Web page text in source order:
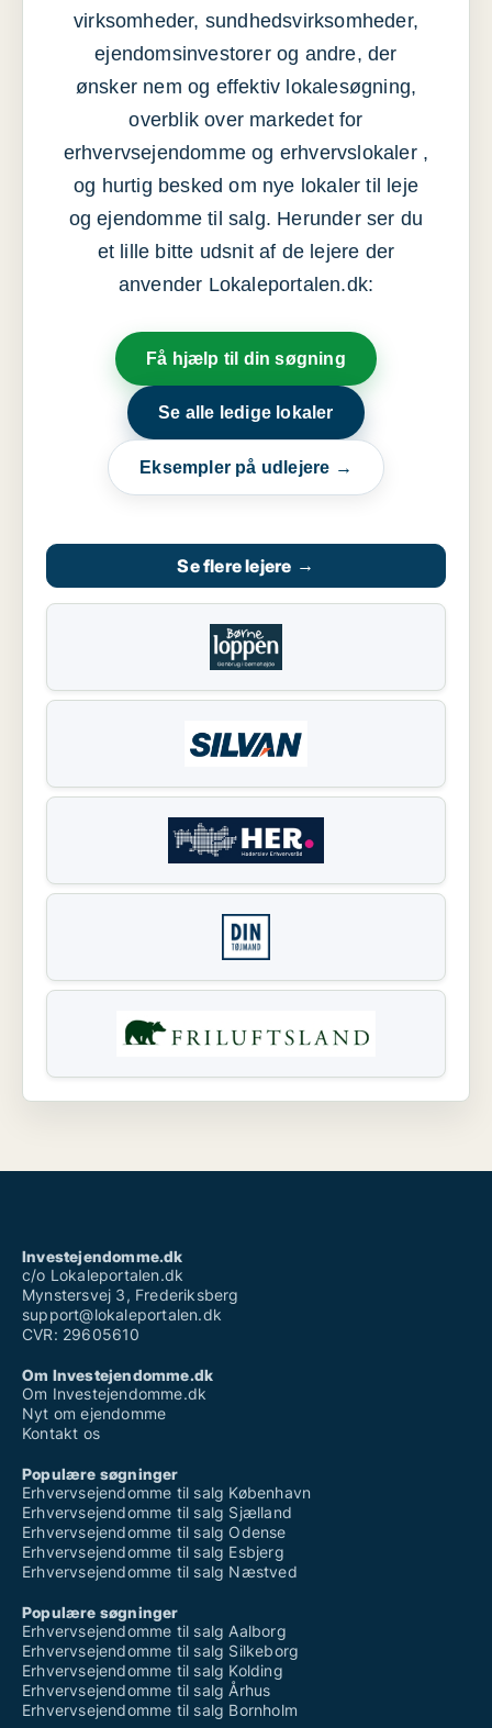
virksomheder, sundhedsvirksomheder,
ejendomsinvestorer og andre, der
ønsker nem og effektiv lokalesøgning,
overblik over markedet for
erhvervsejendomme og erhvervslokaler ,
og hurtig besked om nye lokaler til leje
og ejendomme til salg. Herunder ser du
et lille bitte udsnit af de lejere der
anvender Lokaleportalen.dk:
Få hjælp til din søgning
Se alle ledige lokaler
Eksempler på udlejere →
Se flere lejere →
Investejendomme.dk
c/o Lokaleportalen.dk
Mynstersvej 3, Frederiksberg
support@lokaleportalen.dk
CVR: 29605610
Om Investejendomme.dk
Om Investejendomme.dk
Nyt om ejendomme
Kontakt os
Populære søgninger
Erhvervsejendomme til salg København
Erhvervsejendomme til salg Sjælland
Erhvervsejendomme til salg Odense
Erhvervsejendomme til salg Esbjerg
Erhvervsejendomme til salg Næstved
Populære søgninger
Erhvervsejendomme til salg Aalborg
Erhvervsejendomme til salg Silkeborg
Erhvervsejendomme til salg Kolding
Erhvervsejendomme til salg Århus
Erhvervsejendomme til salg Bornholm